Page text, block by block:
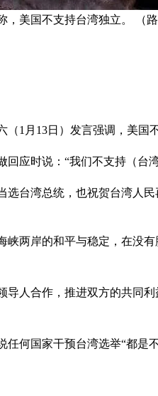
美国不支持台湾独立。 （路
1月13日）发言强调，美国
回应时说：“我们不支持（台
台湾总统，也祝贺台湾人
峡两岸的和平与稳定，在没
导人合作，推进双方的共同
何国家干预台湾选举“都是不